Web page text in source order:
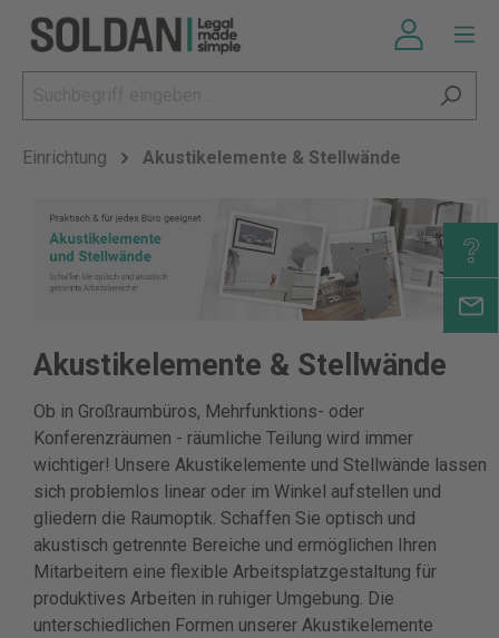
Einrichtung Akustikelemente & Stellwände
Akustikelemente & Stellwände
Ob in Großraumbüros, Mehrfunktions- oder
Konferenzräumen - räumliche Teilung wird immer
wichtiger! Unsere Akustikelemente und Stellwände lassen
sich problemlos linear oder im Winkel aufstellen und
gliedern die Raumoptik. Schaffen Sie optisch und
akustisch getrennte Bereiche und ermöglichen Ihren
Mitarbeitern eine flexible Arbeitsplatzgestaltung für
produktives Arbeiten in ruhiger Umgebung. Die
unterschiedlichen Formen unserer Akustikelemente